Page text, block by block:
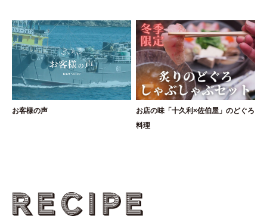
お客様の声
お店の味「十久利×佐伯屋」のどぐろ
料理